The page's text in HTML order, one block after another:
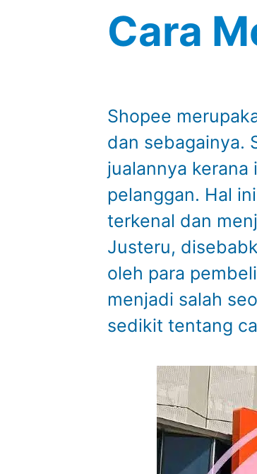
Cara
Shopee
dan sebagainya.
jualannya
pelanggan. Hal
terkenal dan
Justeru,
oleh para
menjadi salah
sedikit tentang